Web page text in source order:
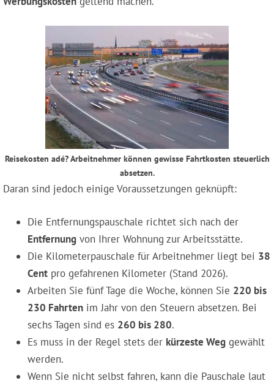
Reisekosten adé? Arbeitnehmer können gewisse Fahrtkosten steuerlich
absetzen.
Daran sind jedoch einige Voraussetzungen geknüpft:
Die Entfernungspauschale richtet sich nach der
Entfernung von Ihrer Wohnung zur Arbeitsstätte.
Die Kilometerpauschale für Arbeitnehmer liegt bei 38
Cent pro gefahrenen Kilometer (Stand 2026).
Arbeiten Sie fünf Tage die Woche, können Sie 220 bis
230 Fahrten im Jahr von den Steuern absetzen. Bei
sechs Tagen sind es 260 bis 280.
Es muss in der Regel stets der kürzeste Weg gewählt
werden.
Wenn Sie nicht selbst fahren, kann die Pauschale laut